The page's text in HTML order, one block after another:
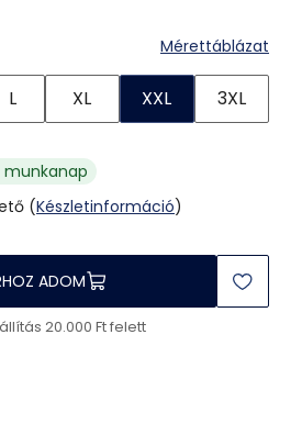
Mérettáblázat
L XL XXL 3XL
munkanap
(Készletinformáció)
ADOM
20.000 Ft felett